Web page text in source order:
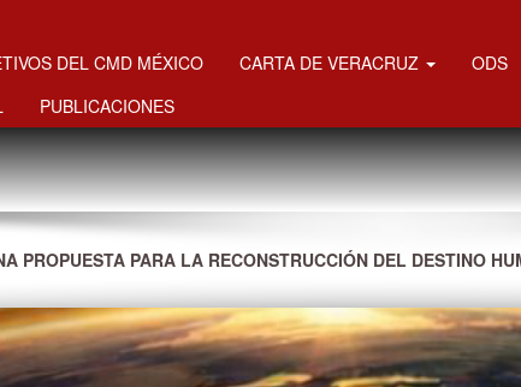
DEL CMD MÉXICO CARTA DE VERACRUZ ODS
PUBLICACIONES
PROPUESTA PARA LA RECONSTRUCCIÓN DEL DESTINO